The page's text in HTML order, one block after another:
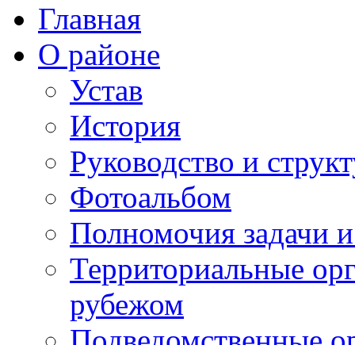
Главная
О районе
Устав
История
Руководство и
Фотоальбом
Полномочия задачи
Территориальные
рубежом